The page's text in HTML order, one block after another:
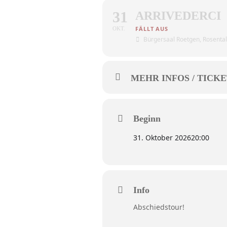
31
OKT.
ARRIVEDERCI
Bürgersaal Roetgen,
MEHR INFOS /
Beginn
31. Oktober 202620:00
Info
Abschiedstour!